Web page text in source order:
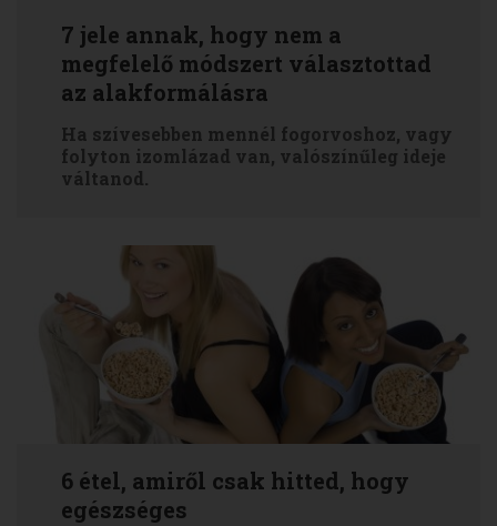
7 jele annak, hogy nem a
megfelelő módszert választottad
az alakformálásra
Ha szívesebben mennél fogorvoshoz, vagy
folyton izomlázad van, valószínűleg ideje
váltanod.
6 étel, amiről csak hitted, hogy
egészséges